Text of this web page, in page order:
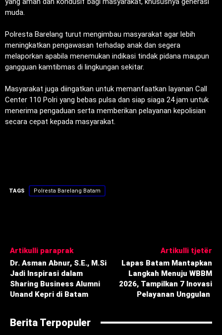
muda.
‎Polresta Barelang turut mengimbau masyarakat agar lebih
meningkatkan pengawasan terhadap anak dan segera
melaporkan apabila menemukan indikasi tindak pidana maupun
gangguan kamtibmas di lingkungan sekitar.
‎Masyarakat juga diingatkan untuk memanfaatkan layanan Call
Center 110 Polri yang bebas pulsa dan siap siaga 24 jam untuk
menerima pengaduan serta memberikan pelayanan kepolisian
secara cepat kepada masyarakat.
TAGS Polresta Barelang Batam
Artikulli paraprak
Dr. Asman Abnur, S.E., M.Si
Jadi Inspirasi dalam
Sharing Business Alumni
Unand Kepri di Batam
Artikulli tjetër
Lapas Batam Mantapkan
Langkah Menuju WBBM
2026, Tampilkan 7 Inovasi
Pelayanan Unggulan ‎
Berita Terpopuler